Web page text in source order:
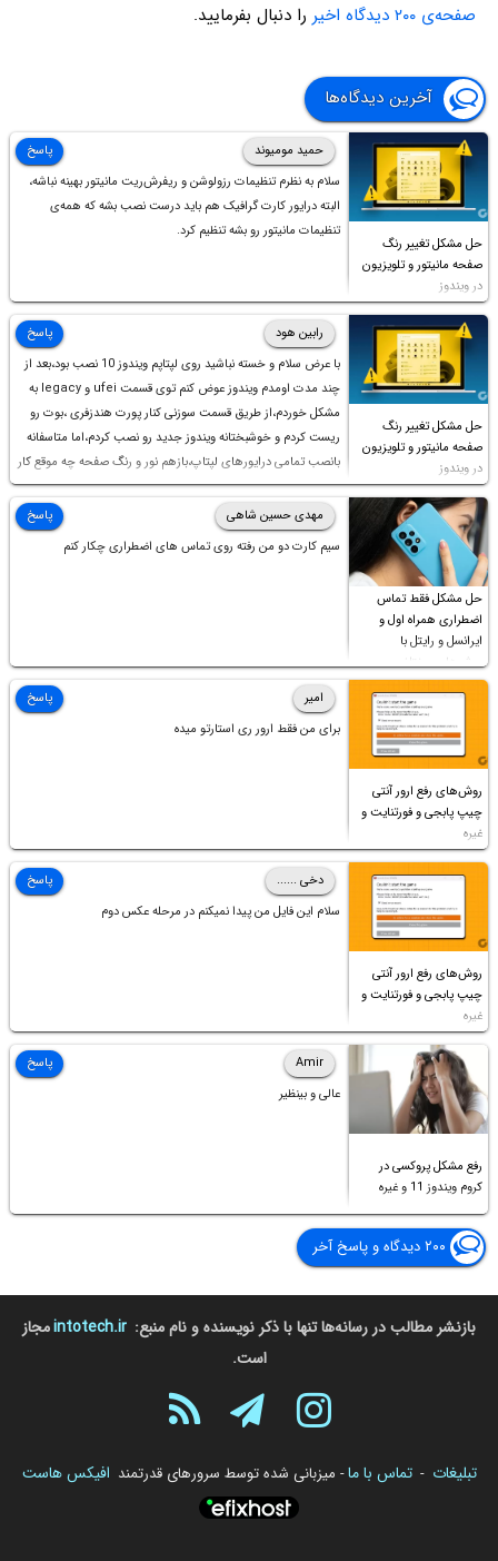
صفحه‌ی ۲۰۰ دیدگاه اخیر
را دنبال بفرمایید.
آخرین دیدگاه‌ها
حل مشکل تغییر رنگ
صفحه مانیتور و تلویزیون
در ویندوز
حمید مومیوند
سلام به نظرم تنظیمات رزولوشن و ریفرش‌ریت مانیتور بهینه نباشه،
البته درایور کارت گرافیک هم باید درست نصب بشه که همه‌ی
تنظیمات مانیتور رو بشه تنظیم کرد.
پاسخ
حل مشکل تغییر رنگ
صفحه مانیتور و تلویزیون
در ویندوز
رابین هود
با عرض سلام و خسته نباشید روی لپتاپم ویندوز 10 نصب بود،بعد از
چند مدت اومدم ویندوز عوض کنم توی قسمت ufei و legacy به
مشکل خوردم،از طریق قسمت سوزنی کنار پورت هندزفری ،بوت رو
ریست کردم و خوشبختانه ویندوز جدید رو نصب کردم،اما متاسفانه
بانصب تمامی درایورهای لپتاپ،بازهم نور و رنگ صفحه چه موقع کار
چه موقع پخش فیلم مثل سابق نیست(نور زیاده و بی کیفیت)،با
ابدیت کردن کارت گرافیک،کالیبره کردن و غیره هم نور و رنگ درست
نشد (انگار تصویر ماته)، خواهشمند است راهنمایی فرمایید باتشکر
پاسخ
حل مشکل فقط تماس
اضطراری همراه اول و
ایرانسل و رایتل با
روش‌های مختلف
مهدی حسین شاهی
سیم کارت دو من رفته روی تماس های اضطراری چکار کنم
پاسخ
روش‌های رفع ارور آنتی
چیپ پابجی و فورتنایت و
غیره
امیر
برای من فقط ارور ری استارتو میده
پاسخ
روش‌های رفع ارور آنتی
چیپ پابجی و فورتنایت و
غیره
دخی ......
سلام این فایل من پیدا نمیکنم در مرحله عکس دوم
پاسخ
رفع مشکل پروکسی در
کروم ویندوز 11 و غیره
Amir
عالی و بینظیر
پاسخ
۲۰۰ دیدگاه و پاسخ آخر
بازنشر مطالب در رسانه‌ها تنها با ذکر نویسنده و نام منبع: intotech.irمجاز
است.
تبلیغات - تماس با ما- میزبانی شده توسط سرورهای قدرتمند افیکس هاست